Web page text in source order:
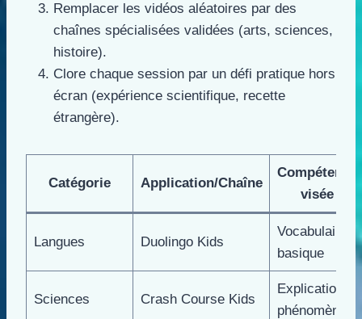
Remplacer les vidéos aléatoires par des
chaînes spécialisées validées (arts, sciences,
histoire).
Clore chaque session par un défi pratique hors
écran (expérience scientifique, recette
étrangère).
Catégorie Application/Chaîne
Compétence
visée
Langues Duolingo Kids
Vocabulaire
basique
Sciences Crash Course Kids
Explication
phénomènes